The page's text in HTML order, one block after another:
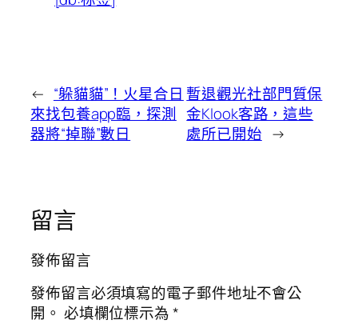
← “躲貓貓”！火星合日
來找包養app臨，探測
器將“掉聯”數日
暫退觀光社部門質保
金Klook客路，這些
處所已開始 →
留言
發佈留言
發佈留言必須填寫的電子郵件地址不會公
開。 必填欄位標示為*